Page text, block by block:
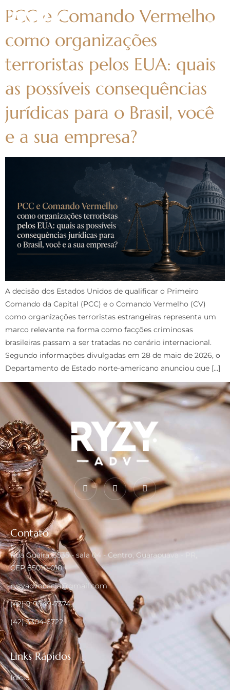
PCC e Comando Vermelho
como organizações
terroristas pelos EUA: quais
as possíveis consequências
jurídicas para o Brasil, você
e a sua empresa?
A decisão dos Estados Unidos de qualificar o Primeiro
Comando da Capital (PCC) e o Comando Vermelho (CV)
como organizações terroristas estrangeiras representa um
marco relevante na forma como facções criminosas
brasileiras passam a ser tratadas no cenário internacional.
Segundo informações divulgadas em 28 de maio de 2026, o
Departamento de Estado norte-americano anunciou que […]
Contato
Rua Guaíra, 3535 - sala 04 - Centro, Guarapuava - PR,
CEP 85010-010
ryzyadvocacia@gmail.com
(42) 9 9949-7374
(42) 3304-6722
Links Rápidos
Início